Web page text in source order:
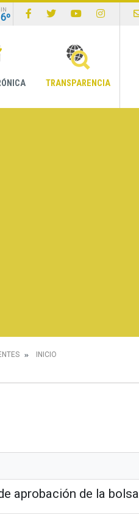
TRANSPARENCIA
INICIO
aprobación de la bolsa